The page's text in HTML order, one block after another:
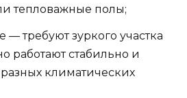
тепловажные полы;
— требуют зуркого участка
работают стабильно и
климатических